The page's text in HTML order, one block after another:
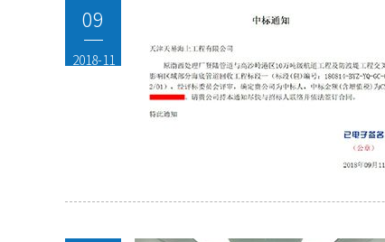
09
2018-11